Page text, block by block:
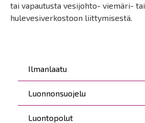
Päävalikko
Ilmanlaatu
Luonnonsuojelu
Luontopolut
tai vapautusta vesijohto- viemäri- tai
hulevesiverkostoon liittymisestä.